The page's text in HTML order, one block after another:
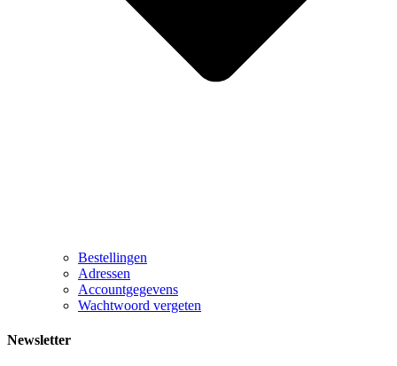
Bestellingen
Adressen
Accountgegevens
Wachtwoord vergeten
Newsletter